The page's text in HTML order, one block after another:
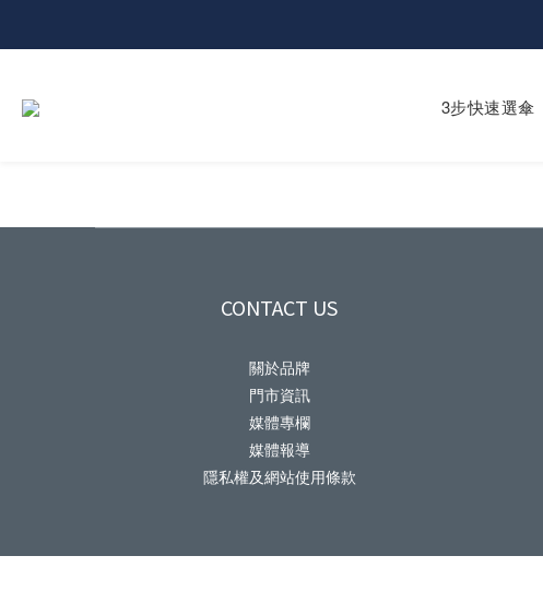
3步快速選傘
CONTACT US
關於品牌
門市資訊
媒體專欄
媒體報導
隱私權及網站使用條款